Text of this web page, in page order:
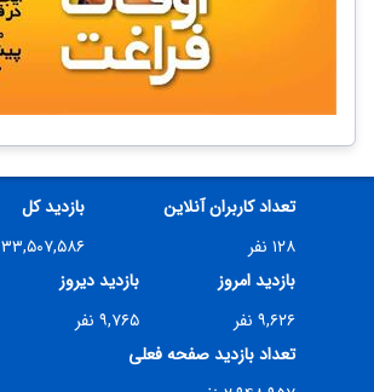
تعداد کاربران آنلاین
۱۲۸ نفر
بازدید کل
۳۳,۵۰۷,۵۸۶ نفر
بازدید امروز
۹,۶۲۶ نفر
بازدید دیروز
۹,۷۶۵ نفر
تعداد بازدید صفحه فعلی